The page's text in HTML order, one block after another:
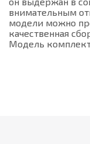
внимательным
модели можно
качественная
Модель